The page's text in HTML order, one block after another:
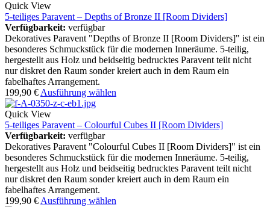
Quick View
5-teiliges Paravent – Depths of Bronze II [Room Dividers]
Verfügbarkeit: verfügbar
Dekoratives Paravent "Depths of Bronze II [Room Dividers]" ist ein
besonderes Schmuckstück für die modernen Inneräume. 5-teilig,
hergestellt aus Holz und beidseitig bedrucktes Paravent teilt nicht
nur diskret den Raum sonder kreiert auch in dem Raum ein
fabelhaftes Arrangement.
199,90 € Ausführung wählen
Quick View
5-teiliges Paravent – Colourful Cubes II [Room Dividers]
Verfügbarkeit: verfügbar
Dekoratives Paravent "Colourful Cubes II [Room Dividers]" ist ein
besonderes Schmuckstück für die modernen Inneräume. 5-teilig,
hergestellt aus Holz und beidseitig bedrucktes Paravent teilt nicht
nur diskret den Raum sonder kreiert auch in dem Raum ein
fabelhaftes Arrangement.
199,90 € Ausführung wählen